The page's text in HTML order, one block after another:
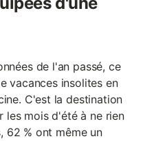
de l'an passé, ce
vacances insolites en
C'est la destination
les mois d'été à ne rien
62 % ont même un